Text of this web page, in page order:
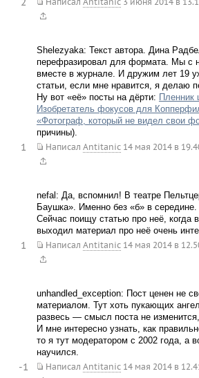
Shelezyaka: Текст автора. Дина
перефразировал для формата. Мы с
вместе в журнале. И дружим лет 19
статьи, если мне нравится, я делаю
Ну вот «её» посты на дёрти: Пленник
Изобретатель фокусов для
«Фотограф, который не видел свои
причины).
Написал Antitanic 14 мая 2014 в
1
nefal: Да, вспомнил! В театре
Баушка». Именно без «б» в середине.
Сейчас поищу статью про неё, когда
выходил материал про неё очень
Написал Antitanic 14 мая 2014 в
1
unhandled_exception: Пост ценен не
материалом. Тут хоть пукающих
развесь — смысл поста не
И мне интересно узнать, как
то я тут модератором с 2002 года, а
научился.
Написал Antitanic 14 мая 2014 в
-1